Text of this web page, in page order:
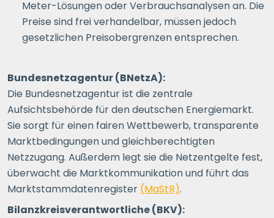
Meter-Lösungen oder Verbrauchsanalysen an. Die
Preise sind frei verhandelbar, müssen jedoch
gesetzlichen Preisobergrenzen entsprechen.
Bundesnetzagentur (BNetzA):
Die Bundesnetzagentur ist die zentrale
Aufsichtsbehörde für den deutschen Energiemarkt.
Sie sorgt für einen fairen Wettbewerb, transparente
Marktbedingungen und gleichberechtigten
Netzzugang. Außerdem legt sie die Netzentgelte fest,
überwacht die Marktkommunikation und führt das
Marktstammdatenregister (MaStR).
Bilanzkreisverantwortliche (BKV):